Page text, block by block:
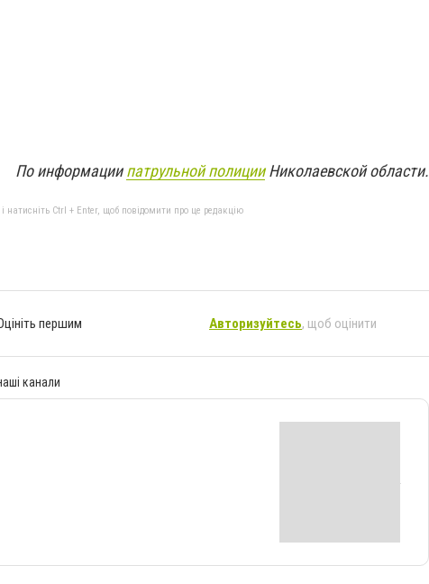
По информациипатрульной полицииНиколаевской области.
натисніть Ctrl + Enter, щоб повідомити про це редакцію
першим Авторизуйтесь, щоб оцінити
канали